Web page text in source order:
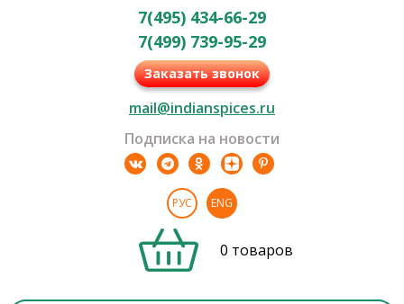
7(495) 434-66-29
7(499) 739-95-29
Заказать звонок
mail@indianspices.ru
Подписка на новости
РУС ENG
0 товаров